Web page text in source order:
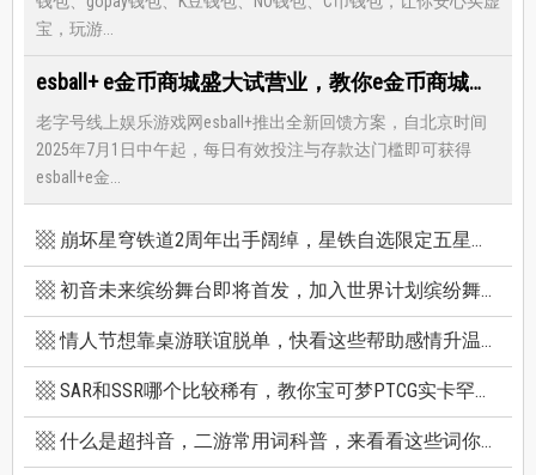
宝，玩游...
esball+ e金币商城盛大试营业，教你e金币商城怎么兑换最优惠
老字号线上娱乐游戏网esball+推出全新回馈方案，自北京时间
2025年7月1日中午起，每日有效投注与存款达门槛即可获得
esball+e金...
崩坏星穹铁道2周年出手阔绰，星铁自选限定五星竟有超保值人权角，新卡池机制一篇看懂
初音未来缤纷舞台即将首发，加入世界计划缤纷舞台前你必须知道的八件事
情人节想靠桌游联谊脱单，快看这些帮助感情升温的桌游技巧
SAR和SSR哪个比较稀有，教你宝可梦PTCG实卡罕贵度怎么看
什么是超抖音，二游常用词科普，来看看这些词你看得懂多少个